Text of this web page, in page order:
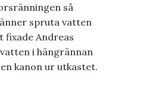
så
spruta vatten
fixade Andreas
i hängrännan
kanon ur utkastet.